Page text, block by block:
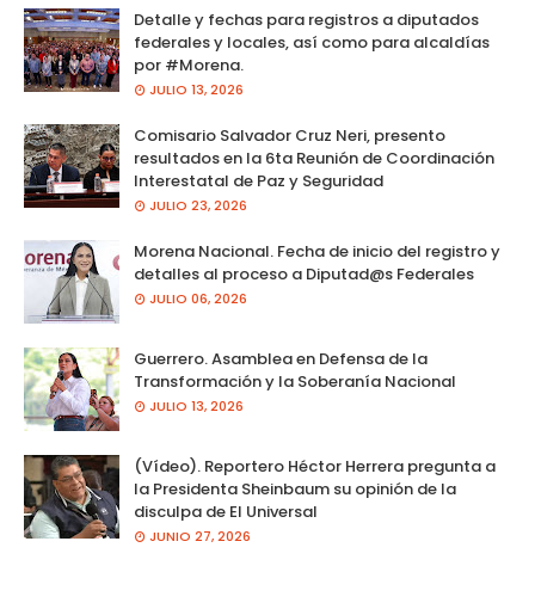
Detalle y fechas para registros a diputados
federales y locales, así como para alcaldías
por #Morena.
JULIO 13, 2026
Comisario Salvador Cruz Neri, presento
resultados en la 6ta Reunión de Coordinación
Interestatal de Paz y Seguridad
JULIO 23, 2026
Morena Nacional. Fecha de inicio del registro y
detalles al proceso a Diputad@s Federales
JULIO 06, 2026
Guerrero. Asamblea en Defensa de la
Transformación y la Soberanía Nacional
JULIO 13, 2026
(Vídeo). Reportero Héctor Herrera pregunta a
la Presidenta Sheinbaum su opinión de la
disculpa de El Universal
JUNIO 27, 2026